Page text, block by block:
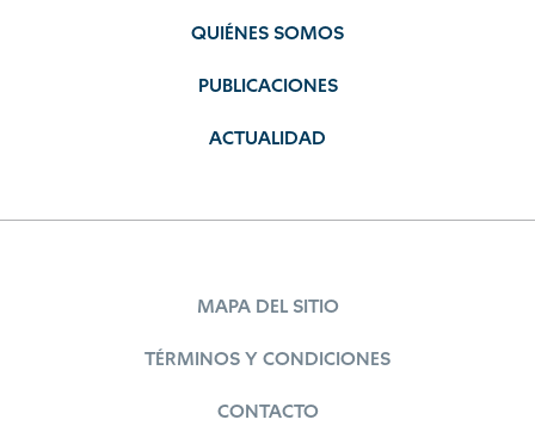
QUIÉNES SOMOS
PUBLICACIONES
ACTUALIDAD
MAPA DEL SITIO
TÉRMINOS Y CONDICIONES
CONTACTO